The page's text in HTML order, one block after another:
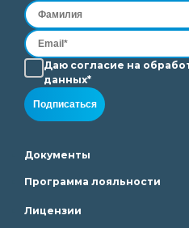
Даю согласие на
данных*
Подписаться
Документы
Программа лояльности
Лицензии